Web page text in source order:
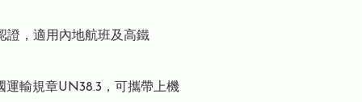
證，適用內地航班及高鐵
運輸規章UN38.3，可攜帶上機